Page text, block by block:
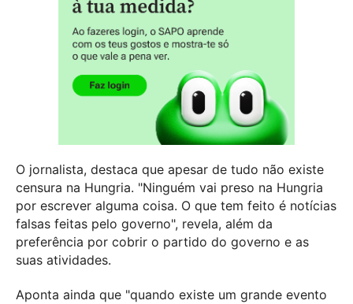
O jornalista, destaca que apesar de tudo não existe
censura na Hungria. "Ninguém vai preso na Hungria
por escrever alguma coisa. O que tem feito é notícias
falsas feitas pelo governo", revela, além da
preferência por cobrir o partido do governo e as
suas atividades.
Aponta ainda que "quando existe um grande evento